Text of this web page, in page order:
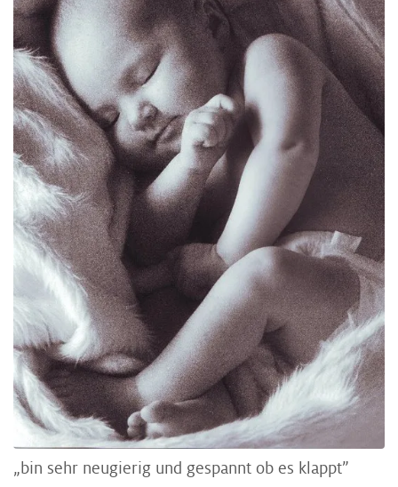
„bin sehr neugierig und gespannt ob es klappt”